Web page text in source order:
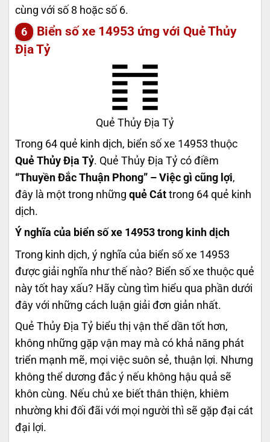
cùng với số 8 hoặc số 6.
Biển số xe 14953 ứng với Quẻ Thủy
Địa Tỷ
Quẻ Thủy Địa Tỷ
Trong 64 quẻ kinh dịch, biển số xe 14953 thuộc
Quẻ Thủy Địa Tỷ. Quẻ Thủy Địa Tỷ có điềm
“Thuyền Đắc Thuận Phong” – Việc gì cũng lợi,
đây là một trong những quẻ Cát trong 64 quẻ kinh
dịch.
Ý nghĩa của biển số xe 14953 trong kinh dịch
Trong kinh dịch, ý nghĩa của biển số xe 14953
được giải nghĩa như thế nào? Biển số xe thuộc quẻ
này tốt hay xấu? Hãy cùng tìm hiểu qua phần dưới
đây với những cách luận giải đơn giản nhất.
Quẻ Thủy Địa Tỷ biểu thị vận thế dần tốt hơn,
không những gặp vận may mà có khả năng phát
triển mạnh mẽ, mọi việc suôn sẻ, thuận lợi. Nhưng
không thể dương đắc ý nếu không hậu quả sẽ
khôn cùng. Nếu chủ xe biết thân thiện, khiêm
nhường khi đối đãi với mọi người thì sẽ gặp đại cát
đại lợi.